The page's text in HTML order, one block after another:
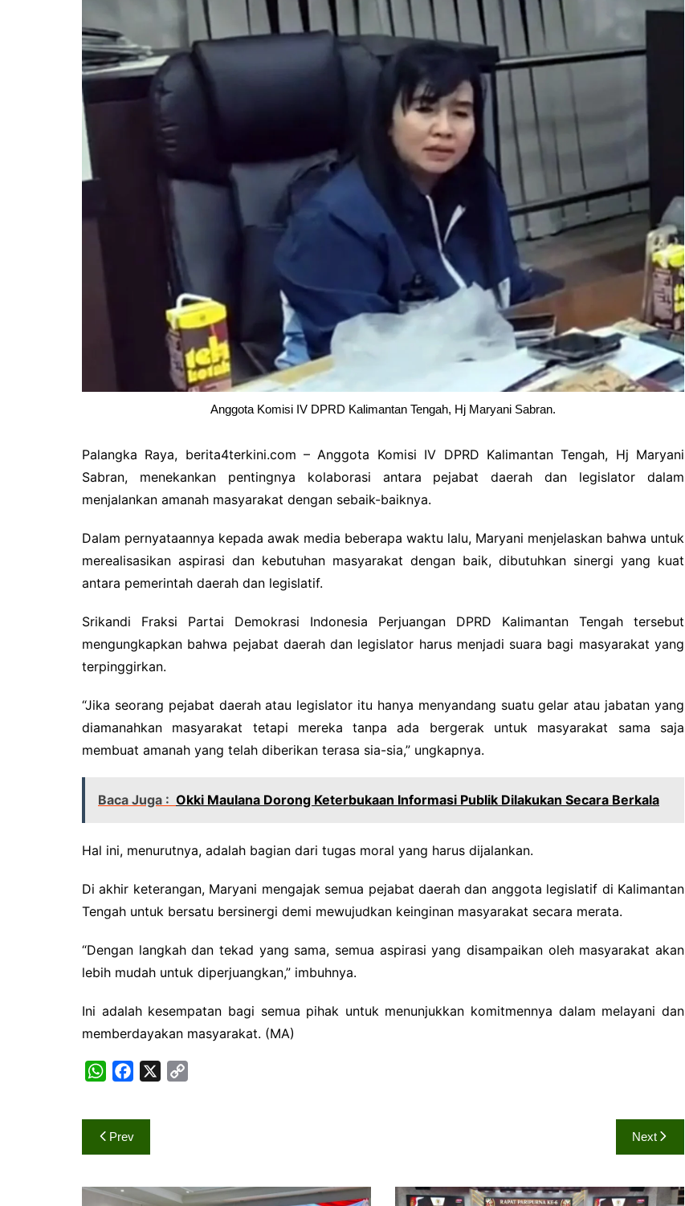
Pemkab Kapuas
Pemkab Pulpis
Pemkab Katingan
Pemkab Kobar
Pemkab Lamandau
Pemkab Sukamara
DPRD Kapuas
DPRD Katingan
DPRD Seruyan
DPRD Sukamara
Anggota Komisi IV DPRD Kalimantan Tengah, Hj Maryani Sabran.
Palangka Raya, berita4terkini.com – Anggota Komisi IV DPRD Kalimantan Tengah, Hj Maryani
Sabran, menekankan pentingnya kolaborasi antara pejabat daerah dan legislator dalam
menjalankan amanah masyarakat dengan sebaik-baiknya.
Dalam pernyataannya kepada awak media beberapa waktu lalu, Maryani menjelaskan bahwa untuk
merealisasikan aspirasi dan kebutuhan masyarakat dengan baik, dibutuhkan sinergi yang kuat
antara pemerintah daerah dan legislatif.
Srikandi Fraksi Partai Demokrasi Indonesia Perjuangan DPRD Kalimantan Tengah tersebut
mengungkapkan bahwa pejabat daerah dan legislator harus menjadi suara bagi masyarakat yang
terpinggirkan.
“Jika seorang pejabat daerah atau legislator itu hanya menyandang suatu gelar atau jabatan yang
diamanahkan masyarakat tetapi mereka tanpa ada bergerak untuk masyarakat sama saja
membuat amanah yang telah diberikan terasa sia-sia,” ungkapnya.
Baca Juga : Okki Maulana Dorong Keterbukaan Informasi Publik Dilakukan Secara Berkala
Hal ini, menurutnya, adalah bagian dari tugas moral yang harus dijalankan.
Di akhir keterangan, Maryani mengajak semua pejabat daerah dan anggota legislatif di Kalimantan
Tengah untuk bersatu bersinergi demi mewujudkan keinginan masyarakat secara merata.
“Dengan langkah dan tekad yang sama, semua aspirasi yang disampaikan oleh masyarakat akan
lebih mudah untuk diperjuangkan,” imbuhnya.
Ini adalah kesempatan bagi semua pihak untuk menunjukkan komitmennya dalam melayani dan
memberdayakan masyarakat. (MA)
W
t
s
p
e
b
n
Navigasi
pos
Prev Next